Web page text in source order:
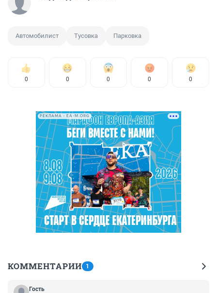
Автомобилист Тусовка Парковка
0 0 0 0 0
РЕКЛАМА • EA-M.ORG
КОММЕНТАРИИ 1
Гость